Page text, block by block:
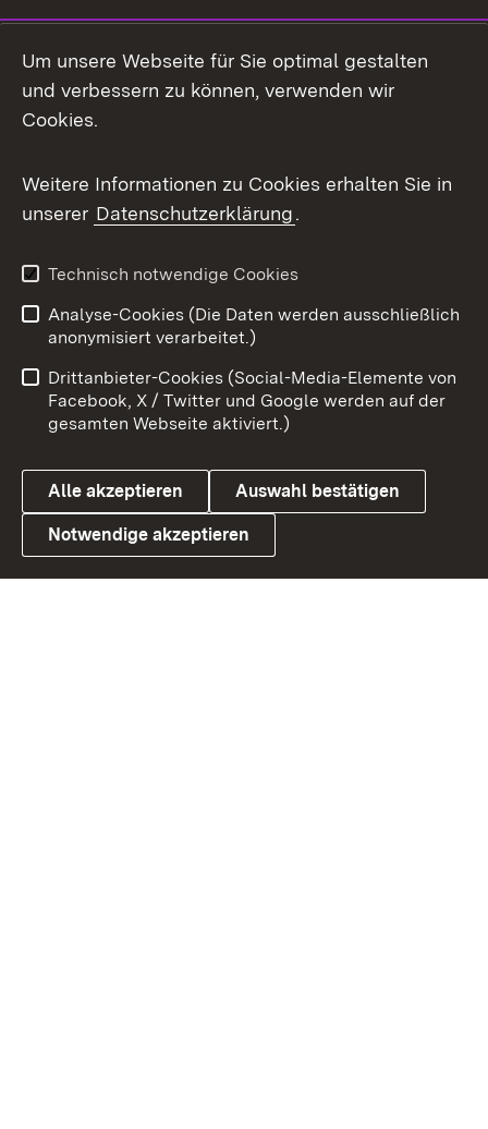
Mastodon
Messenger
Social Wall
X / Twitter
Youtube
Link zum Landesportal
Benutzungshinweise
Barrierefreiheit
Datenschutz
Cookies
Um unsere Webseite für Sie optimal gestalten
und verbessern zu können, verwenden wir
Cookies.
Weitere Informationen zu Cookies erhalten Sie in
unserer Datenschutzerklärung.
Technisch notwendige Cookies
Analyse-Cookies (Die Daten werden ausschließlich
anonymisiert verarbeitet.)
Drittanbieter-Cookies (Social-Media-Elemente von
Facebook, X / Twitter und Google werden auf der
gesamten Webseite aktiviert.)
Alle akzeptieren Auswahl bestätigen
Notwendige akzeptieren